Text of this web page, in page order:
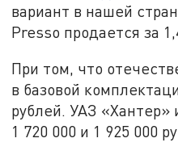
вариант в нашей
Presso продается за
При том, что
в базовой
рублей. УАЗ «Хантер»
1 720 000 и 1 925 000